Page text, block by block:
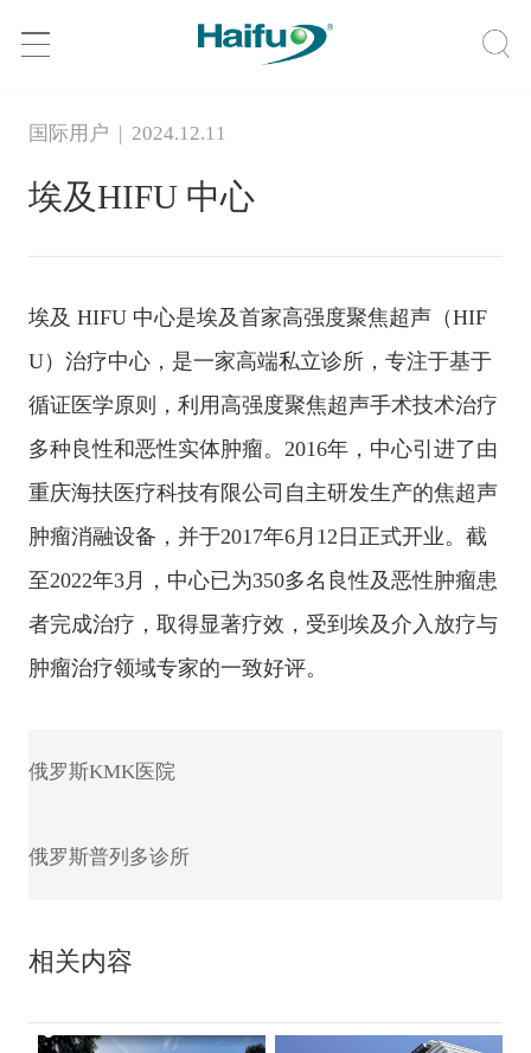
国际用户 | 2024.12.11
埃及HIFU 中心
埃及 HIFU 中心是埃及首家高强度聚焦超声（HIF
U）治疗中心，是一家高端私立诊所，专注于基于
循证医学原则，利用高强度聚焦超声手术技术治疗
多种良性和恶性实体肿瘤。2016年，中心引进了由
重庆海扶医疗科技有限公司自主研发生产的焦超声
肿瘤消融设备，并于2017年6月12日正式开业。截
至2022年3月，中心已为350多名良性及恶性肿瘤患
者完成治疗，取得显著疗效，受到埃及介入放疗与
肿瘤治疗领域专家的一致好评。
俄罗斯KMK医院
俄罗斯普列多诊所
相关内容